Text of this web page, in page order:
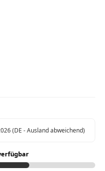
(DE - Ausland abweichend)